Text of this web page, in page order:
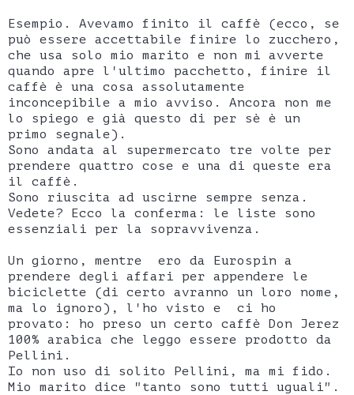
Esempio. Avevamo finito il caffè (ecco, se
può essere accettabile finire lo zucchero,
che usa solo mio marito e non mi avverte
quando apre l'ultimo pacchetto, finire il
caffè è una cosa assolutamente
inconcepibile a mio avviso. Ancora non me
lo spiego e già questo di per sè è un
primo segnale).
Sono andata al supermercato tre volte per
prendere quattro cose e una di queste era
il caffè.
Sono riuscita ad uscirne sempre senza.
Vedete? Ecco la conferma: le liste sono
essenziali per la sopravvivenza.
Un giorno, mentre ero da Eurospin a
prendere degli affari per appendere le
biciclette (di certo avranno un loro nome,
ma lo ignoro), l'ho visto e ci ho
provato: ho preso un certo caffè Don Jerez
100% arabica che leggo essere prodotto da
Pellini.
Io non uso di solito Pellini, ma mi fido.
Mio marito dice "tanto sono tutti uguali".